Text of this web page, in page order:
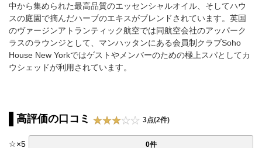
中から集められた最高品質のエッセンシャルオイル、そしてハウ
スの庭園で摘んだハーブのエキスがブレンドされています。英国
のヴァージンアトランティック航空では同航空会社のアッパーク
ラスのラウンジとして、マンハッタンにある会員制クラブSoho
House New Yorkではゲストやメンバーのための極上スパとしてカ
ウシェッドが利用されています。
高評価の口コミ 3点(2件)
☆×5 0件